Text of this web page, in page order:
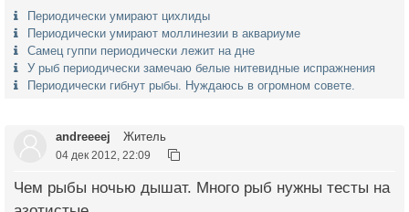
Периодически умирают цихлиды
Периодически умирают моллинезии в аквариуме
Самец гуппи периодически лежит на дне
У рыб периодически замечаю белые нитевидные испражнения
Периодически гибнут рыбы. Нуждаюсь в огромном совете.
andreeeej Житель
04 дек 2012, 22:09
Чем рыбы ночью дышат. Много рыб нужны тесты на